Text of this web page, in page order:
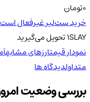
تومان
خرید ست‌لیر غیرفعال است
1SLAYتحویلمی‌گیرید
نمودار قیمتارزهای مشابه
متداولدیدگاه ها
بررسی وضعیت